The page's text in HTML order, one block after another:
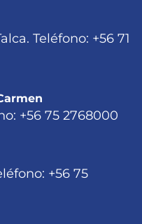
Teléfono: +56 71
+56 75 2768000
+56 75